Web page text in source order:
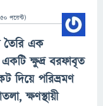
পয়েন্ট)
এক
ক্ষুদ্র বরফাবৃত
দিয়ে পরিভ্রমণ
ক্ষণস্থায়ী